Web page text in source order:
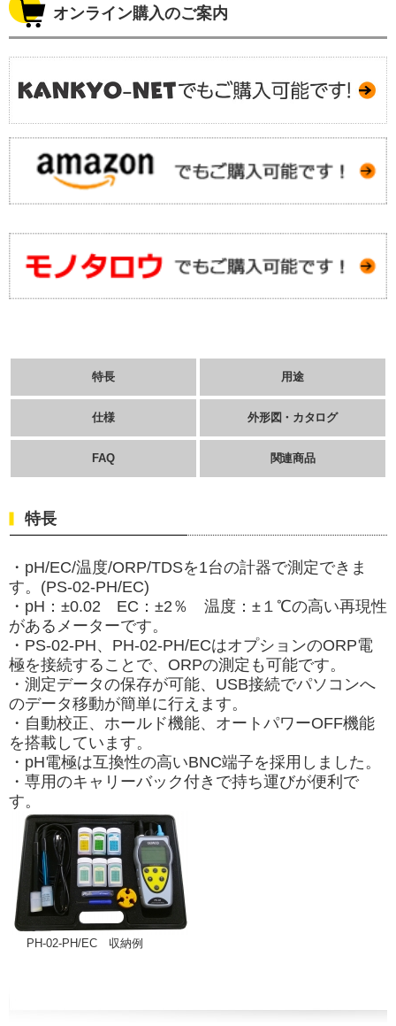
オンライン購入のご案内
特長 用途
仕様 外形図・カタログ
FAQ 関連商品
特長
・pH/EC/温度/ORP/TDSを1台の計器で測定できま
す。(PS-02-PH/EC)
・pH：±0.02 EC：±2％ 温度：±１℃の高い再現性
があるメーターです。
・PS-02-PH、PH-02-PH/ECはオプションのORP電
極を接続することで、ORPの測定も可能です。
・測定データの保存が可能、USB接続でパソコンへ
のデータ移動が簡単に行えます。
・自動校正、ホールド機能、オートパワーOFF機能
を搭載しています。
・pH電極は互換性の高いBNC端子を採用しました。
・専用のキャリーバック付きで持ち運びが便利で
す。
PH-02-PH/EC 収納例